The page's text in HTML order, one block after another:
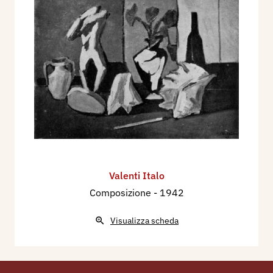
Valenti Italo
Composizione - 1942
Visualizza scheda